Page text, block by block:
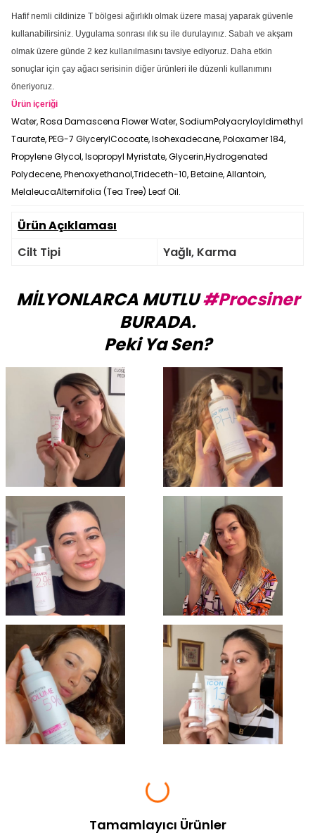
Hafif nemli cildinize T bölgesi ağırlıklı olmak üzere masaj yaparak güvenle
kullanabilirsiniz. Uygulama sonrası ılık su ile durulayınız. Sabah ve akşam
olmak üzere günde 2 kez kullanılmasını tavsiye ediyoruz. Daha etkin
sonuçlar için çay ağacı serisinin diğer ürünleri ile düzenli kullanımını
öneriyoruz.
Ürün içeriği
Water, Rosa Damascena Flower Water, SodiumPolyacryloyldimethyl
Taurate, PEG-7 GlycerylCocoate, Isohexadecane, Poloxamer 184,
Propylene Glycol, Isopropyl Myristate, Glycerin,Hydrogenated
Polydecene, Phenoxyethanol,Trideceth-10, Betaine, Allantoin,
MelaleucaAlternifolia (Tea Tree) Leaf Oil.
Ürün Açıklaması
Cilt Tipi
Yağlı, Karma
MİLYONLARCA MUTLU#Procsiner
BURADA.
Peki Ya Sen?
Tamamlayıcı Ürünler